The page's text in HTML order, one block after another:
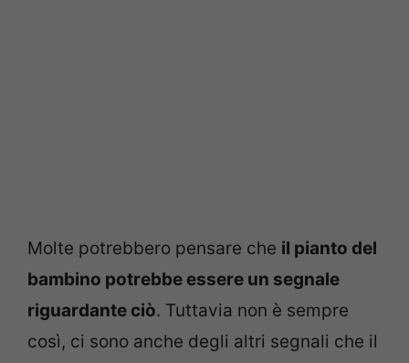
Molte potrebbero pensare che il pianto del
bambino potrebbe essere un segnale
riguardante ciò. Tuttavia non è sempre
così, ci sono anche degli altri segnali che il